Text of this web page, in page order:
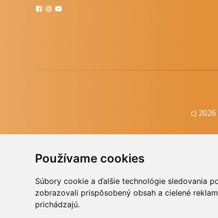
Používame cookies
Súbory cookie a ďalšie technológie sledovania
zobrazovali prispôsobený obsah a cielené
prichádzajú.
c)
Skopírovaním textu alebo časti textu z